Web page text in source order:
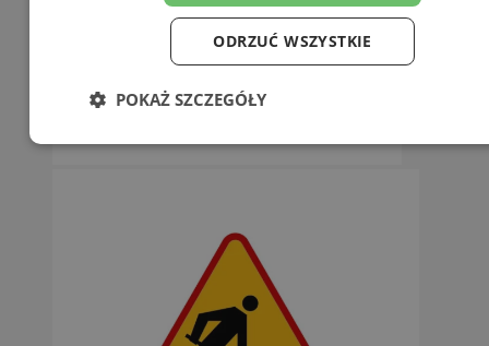
ODRZUĆ WSZYSTKIE
POKAŻ SZCZEGÓŁY
Niezbędne Wydajność Targetowanie
Funkcjonalność